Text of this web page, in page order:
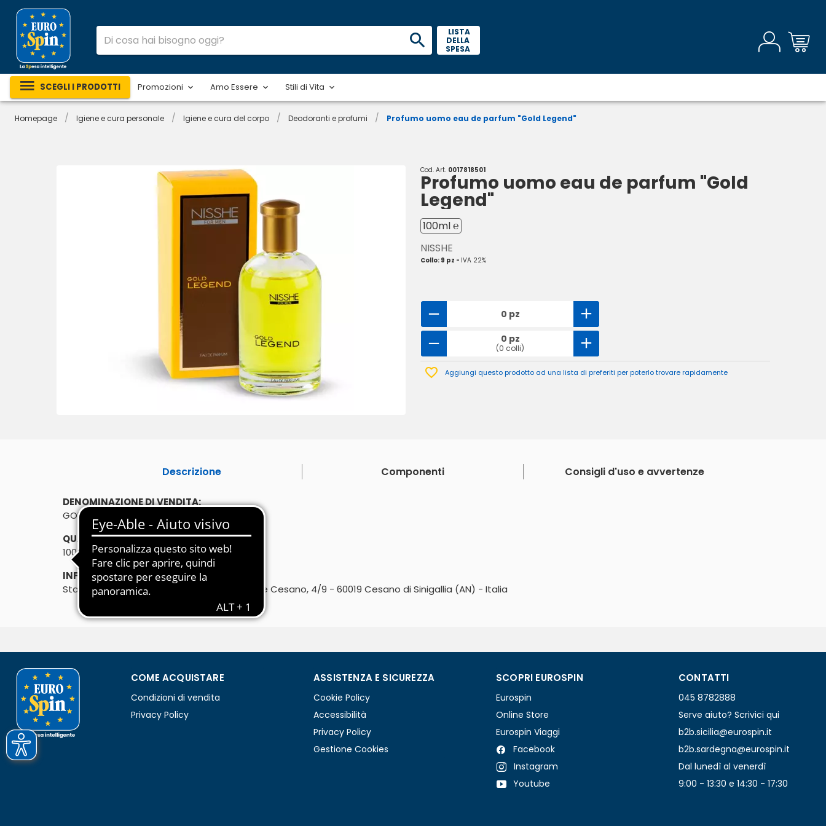
LISTA
DELLA
SPESA
SCEGLI I PRODOTTI Promozioni Amo Essere Stili di Vita
Homepage / Igiene e cura personale / Igiene e cura del corpo / Deodoranti e profumi / Profumo uomo eau de parfum "Gold Legend"
Cod. Art. 0017818501
Profumo uomo eau de parfum "Gold
Legend"
100ml ℮
NISSHE
Collo: 9 pz - IVA 22%
0 pz
0 pz
(0 colli)
Aggiungi questo prodotto ad una lista di preferiti per poterlo trovare rapidamente
Descrizione Componenti Consigli d'uso e avvertenze
DENOMINAZIONE DI VENDITA:
GOLD LEGEND PROFUMO - EAU DE PARFUM
QUANTITÀ:
100ml
INFORMAZIONI PRODUTTORE:
Stabilimento: UNION COSMETICS S.r.l. Via Foce Cesano, 4/9 - 60019 Cesano di Sinigallia (AN) - Italia
COME ACQUISTARE
Condizioni di vendita
Privacy Policy
ASSISTENZA E SICUREZZA
Cookie Policy
Accessibilità
Privacy Policy
Gestione Cookies
SCOPRI EUROSPIN
Eurospin
Online Store
Eurospin Viaggi
Facebook
Instagram
Youtube
CONTATTI
045 8782888
Serve aiuto? Scrivici qui
b2b.sicilia@eurospin.it
b2b.sardegna@eurospin.it
Dal lunedì al venerdì
9:00 - 13:30 e 14:30 - 17:30